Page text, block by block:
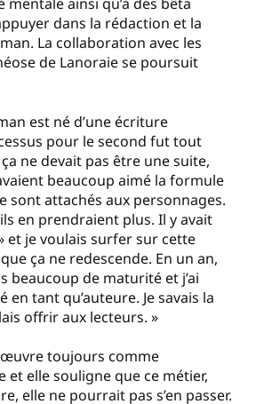
dans la rédaction et la
La collaboration avec les
de Lanoraie se poursuit
est né d’une écriture
pour le second fut tout
ne devait pas être une suite,
beaucoup aimé la formule
sont attachés aux personnages.
en prendraient plus. Il y avait
et je voulais surfer sur cette
ça ne redescende. En un an,
beaucoup de maturité et j’ai
en tant qu’auteure. Je savais la
offrir aux lecteurs. »
toujours comme
et elle souligne que ce métier,
elle ne pourrait pas s’en passer.